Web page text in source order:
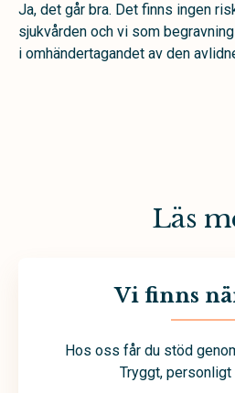
Ja, det går bra. Det finns ingen
sjukvården och vi som
i omhändertagandet av den
Läs
Vi finns
Hos oss får du stöd
Tryggt, personligt